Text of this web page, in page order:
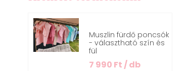
Muszlin fürdő poncsók
- választható szín és
fül
7 990 Ft / db